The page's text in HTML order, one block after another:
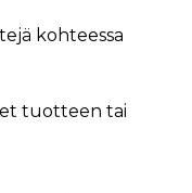
kohteessa
tuotteen tai